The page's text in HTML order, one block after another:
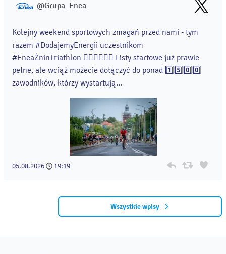
@Grupa_Enea
Kolejny weekend sportowych zmagań przed nami - tym
razem #DodajemyEnergii uczestnikom
#EneaŻninTriathlon 🏊‍♀️🚴‍♀️🏃‍♀️ Listy startowe już prawie
pełne, ale wciąż możecie dołączyć do ponad 1️⃣5️⃣0️⃣0️⃣
zawodników, którzy wystartują...
05.08.2026 19:19
Wszystkie wpisy